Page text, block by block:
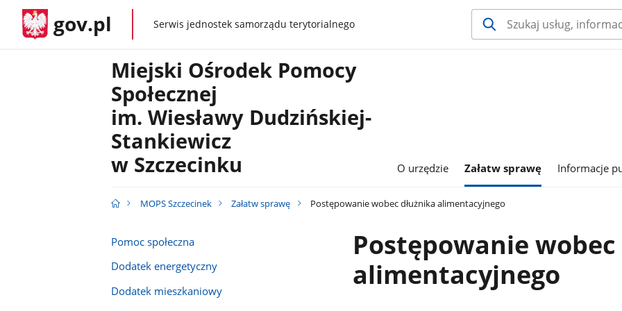
gov.pl gov.plSerwis jednostek samorządu terytorialnego
Miejski Ośrodek Pomocy
Społecznej
im. Wiesławy Dudzińskiej-
Stankiewicz
w Szczecinku
O urzędzie Załatw sprawę Informacje
MOPS Szczecinek Załatw sprawę Postępowanie wobec dłużnika alimentacyjnego
Pomoc społeczna
Dodatek energetyczny
Dodatek mieszkaniowy
Postępowanie wobec
alimentacyjnego